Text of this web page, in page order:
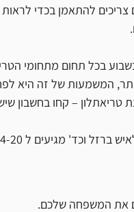
להתאמן בכדי לראות
בכל תחום מתחומי
המשמעות של זה היא
– קחו בחשבון שיש צורך
את המשפחה שלכם.